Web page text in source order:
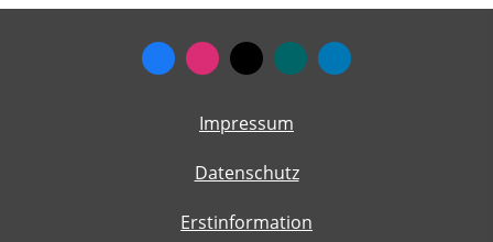
Impressum
Datenschutz
Erstinformation